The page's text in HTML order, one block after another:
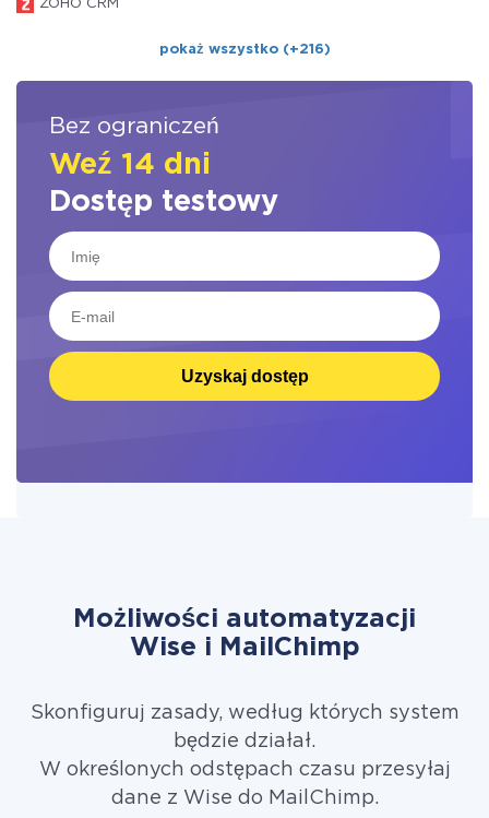
ZOHO CRM
pokaż wszystko (+216)
Bez ograniczeń
Weź 14 dni
Dostęp testowy
Uzyskaj dostęp
Możliwości automatyzacji
Wise i MailChimp
Skonfiguruj zasady, według których system
będzie działał.
W określonych odstępach czasu przesyłaj
dane z Wise do MailChimp.